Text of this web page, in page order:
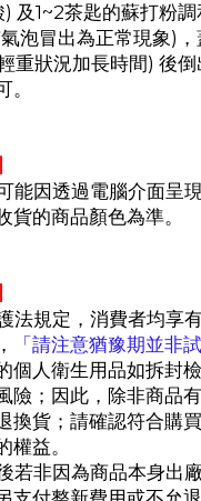
及1~2茶匙的蘇打粉
泡冒出為正常現象)
重狀況加長時間) 後
能因透過電腦介面呈
貨的商品顏色為準。
法規定，消費者均享
「請注意猶豫期並非試
個人衛生用品如拆封
險；因此，除非商品
換貨；請確認符合購
權益。
若非因為商品本身出